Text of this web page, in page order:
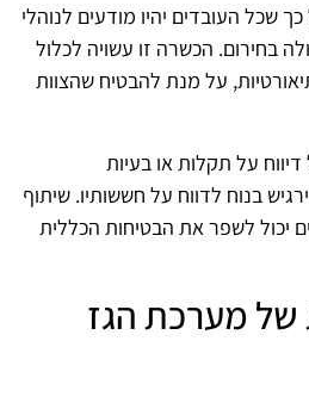
שכל העובדים יהיו מודעים לנוהלי
בחירום. הכשרה זו עשויה לכלול
על מנת להבטיח שהצוות
על תקלות או בעיות
בנוח לדווח על חששותיו. שיתוף
יכול לשפר את הבטיחות הכללית
של מערכת הגז